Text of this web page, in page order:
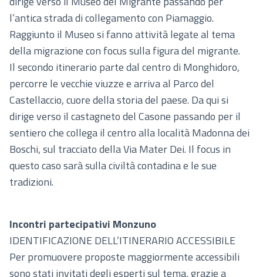
l’antica strada di collegamento con Piamaggio.
Raggiunto il Museo si fanno attività legate al tema
della migrazione con focus sulla figura del migrante.
Il secondo itinerario parte dal centro di Monghidoro,
percorre le vecchie viuzze e arriva al Parco del
Castellaccio, cuore della storia del paese. Da qui si
dirige verso il castagneto del Casone passando per il
sentiero che collega il centro alla località Madonna dei
Boschi, sul tracciato della Via Mater Dei. Il focus in
questo caso sarà sulla civiltà contadina e le sue
tradizioni.
Incontri partecipativi Monzuno
IDENTIFICAZIONE DELL’ITINERARIO ACCESSIBILE
Per promuovere proposte maggiormente accessibili
sono stati invitati degli esperti sul tema, grazie a